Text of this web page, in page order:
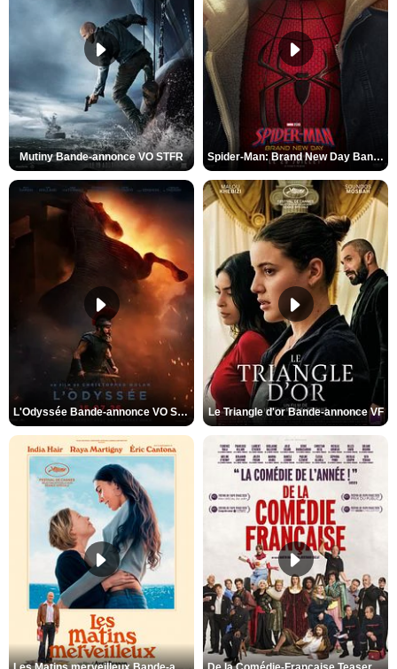
Mutiny Bande-annonce VO STFR Spider-Man: Brand New Day Bande-annonce VO STFR
L'Odyssée Bande-annonce VO STFR Le Triangle d'or Bande-annonce VF